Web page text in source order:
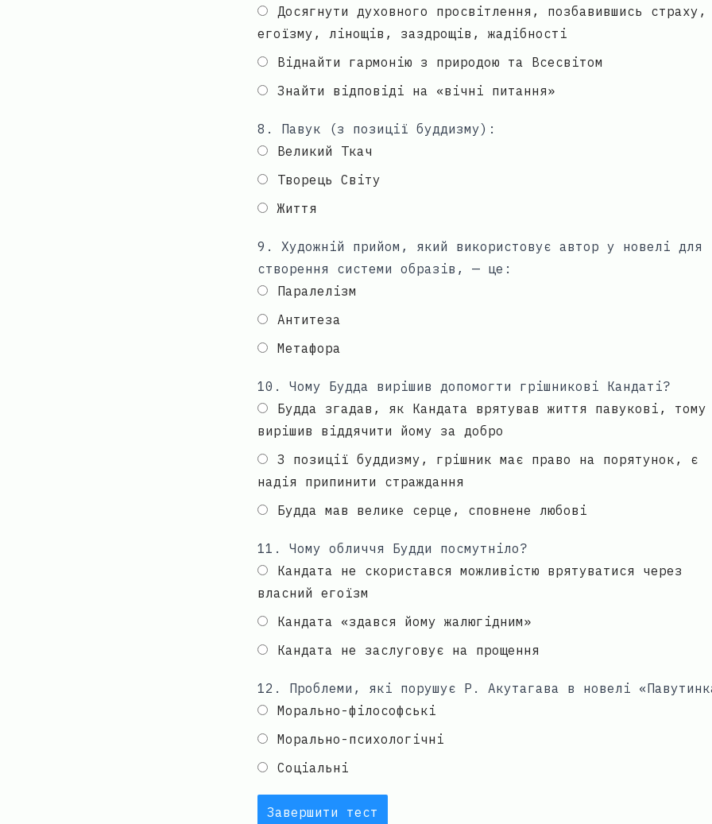
Досягнути духовного просвітлення, позбавившись страху,
егоїзму, лінощів, заздрощів, жадібності
Віднайти гармонію з природою та Всесвітом
Знайти відповіді на «вічні питання»
8 . Павук (з позиції буддизму):
Великий Ткач
Творець Світу
Життя
9 . Художній прийом, який використовує автор у новелі для
створення системи образів, — це:
Паралелізм
Антитеза
Метафора
10 . Чому Будда вирішив допомогти грішникові Кандаті?
Будда згадав, як Кандата врятував життя павукові, тому
вирішив віддячити йому за добро
З позиції буддизму, грішник має право на порятунок, є
надія припинити страждання
Будда мав велике серце, сповнене любові
11 . Чому обличчя Будди посмутніло?
Кандата не скористався можливістю врятуватися через
власний егоїзм
Кандата «здався йому жалюгідним»
Кандата не заслуговує на прощення
12 . Проблеми, які порушує Р. Акутагава в новелі
Морально-філософські
Морально-психологічні
Соціальні
Завершити тест